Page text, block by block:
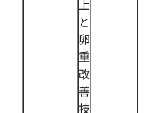
上
と
卵
重
改
善
技